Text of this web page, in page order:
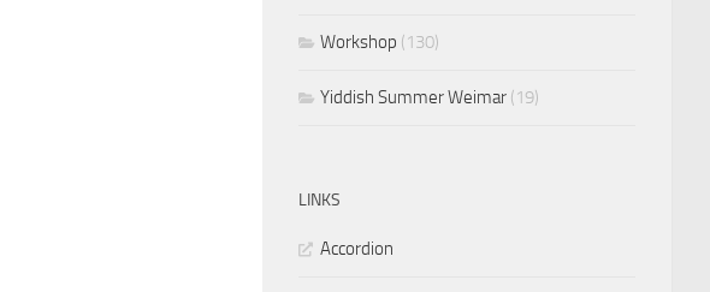
Workshop (130)
Yiddish Summer Weimar (19)
LINKS
Accordion